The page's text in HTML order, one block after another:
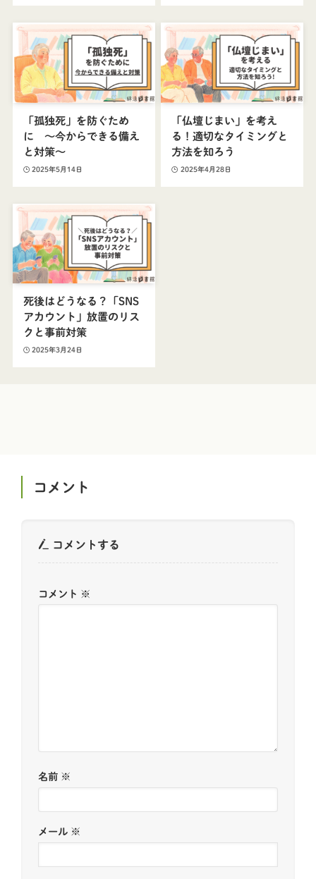
「孤独死」を防ぐため
に 〜今からできる備え
と対策〜
2025年5月14日
「仏壇じまい」を考え
る！適切なタイミングと
方法を知ろう
2025年4月28日
死後はどうなる？「SNS
アカウント」放置のリス
クと事前対策
2025年3月24日
コメント
コメントする
コメント ※
名前 ※
メール ※